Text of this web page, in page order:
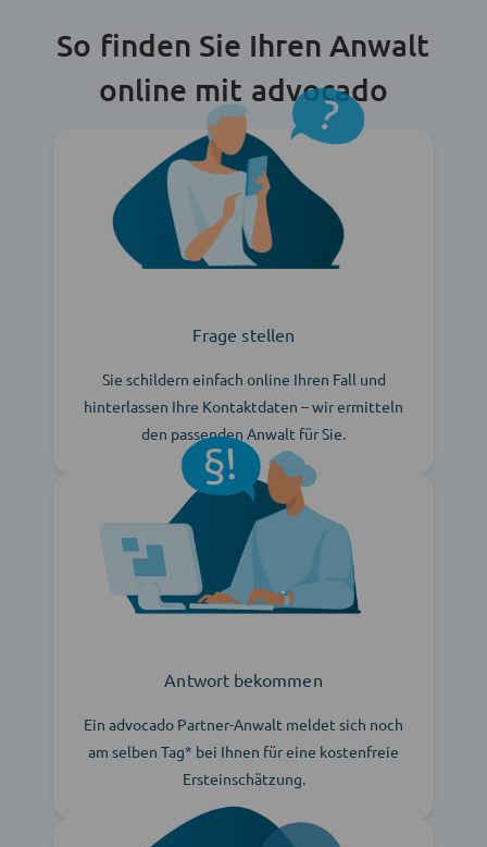
So finden Sie Ihren Anwalt
online mit advocado
Frage stellen
Sie schildern einfach online Ihren Fall und
hinterlassen Ihre Kontaktdaten – wir ermitteln
den passenden Anwalt für Sie.
Antwort bekommen
Ein advocado Partner-Anwalt meldet sich noch
am selben Tag* bei Ihnen für eine kostenfreie
Ersteinschätzung.